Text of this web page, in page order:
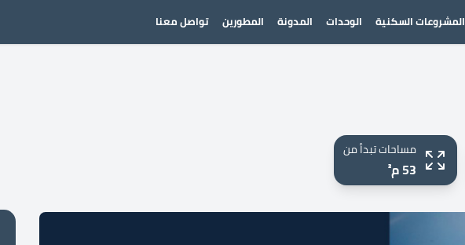
المشروعات السكنية الوحدات المدونة المطورين تواصل معنا
مساحات تبدأ من
53 م²